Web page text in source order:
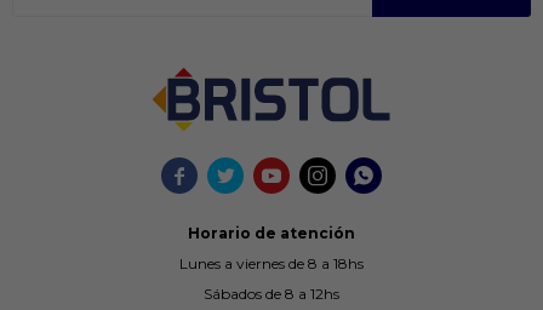
    
Horario de atención
Lunes a viernes de 8 a 18hs
Sábados de 8 a 12hs